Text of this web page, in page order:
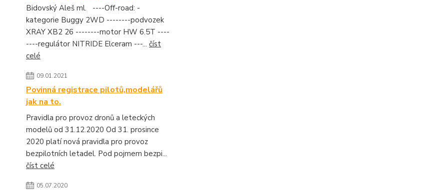
Bidovský Aleš ml. ----Off-road: -
kategorie Buggy 2WD --------podvozek
XRAY XB2 26 --------motor HW 6.5T ----
----regulátor NITRIDE Elceram ---... číst
celé
09.01.2021
Povinná registrace pilotů,modelářů
jak na to.
Pravidla pro provoz dronů a leteckých
modelů od 31.12.2020 Od 31. prosince
2020 platí nová pravidla pro provoz
bezpilotních letadel. Pod pojmem bezpi...
číst celé
05.07.2020